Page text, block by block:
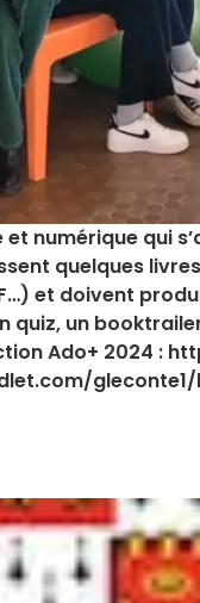
numérique qui
quelques
et doivent
un
Ado+ 2024